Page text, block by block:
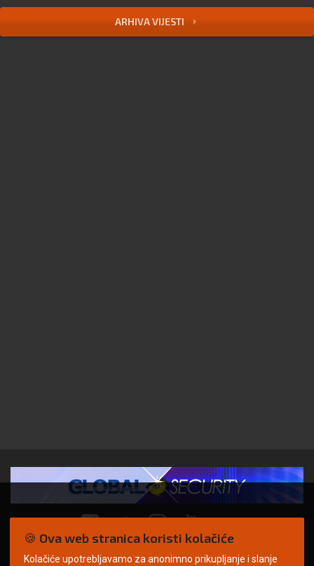
ARHIVA VIJESTI
© Copyright 2026. | ARILEO
🍪 Ova web stranica koristi kolačiće
Kolačiće upotrebljavamo za anonimno prikupljanje i slanje